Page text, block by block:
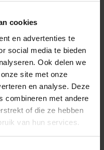
cookies
en advertenties te
social media te bieden
Ook delen we
site met onze
en analyse. Deze
combineren met andere
of die ze hebben
van hun services.